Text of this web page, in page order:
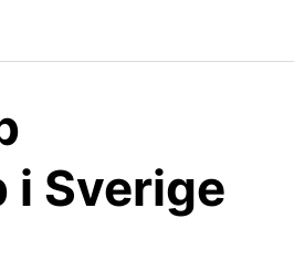
i Sverige